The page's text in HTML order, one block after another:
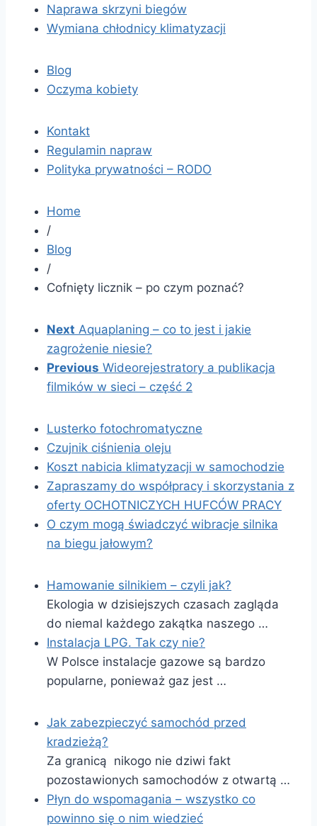
Naprawa skrzyni biegów
Wymiana chłodnicy klimatyzacji
Blog
Oczyma kobiety
Kontakt
Regulamin napraw
Polityka prywatności – RODO
Home
/
Blog
/
Cofnięty licznik – po czym poznać?
Next Aquaplaning – co to jest i jakie
zagrożenie niesie?
Previous Wideorejestratory a publikacja
filmików w sieci – część 2
Lusterko fotochromatyczne
Czujnik ciśnienia oleju
Koszt nabicia klimatyzacji w samochodzie
Zapraszamy do współpracy i skorzystania z
oferty OCHOTNICZYCH HUFCÓW PRACY
O czym mogą świadczyć wibracje silnika
na biegu jałowym?
Hamowanie silnikiem – czyli jak?
Ekologia w dzisiejszych czasach zagląda
do niemal każdego zakątka naszego …
Instalacja LPG. Tak czy nie?
W Polsce instalacje gazowe są bardzo
popularne, ponieważ gaz jest …
Jak zabezpieczyć samochód przed
kradzieżą?
Za granicą nikogo nie dziwi fakt
pozostawionych samochodów z otwartą …
Płyn do wspomagania – wszystko co
powinno się o nim wiedzieć